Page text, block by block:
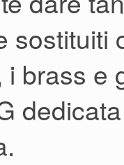
sostituiti
brass e